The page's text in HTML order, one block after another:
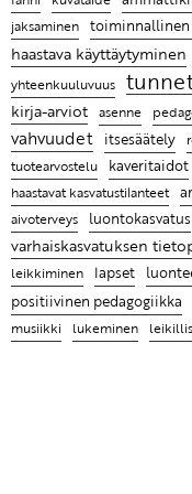
työn äärelle
Entä jos lapsen
Leikin lomassa on
Ratkaisujen
Lasten kanssa
tekeekin työstä
Ammattikirjat
käyttäytyy tietyllä
kohdata hänet
jaksaminen
haastava käyttäytyminen
yhteenkuuluvuus
kirja-arviot asenne
vahvuudet itsesäätely
tuotearvostelu kaveritaidot
haastavat kasvatustilanteet
aivoterveys
luontokasvatus
varhaiskasvatuksen
leikkiminen lapset
positiivinen pedagogiikka
musiikki lukeminen